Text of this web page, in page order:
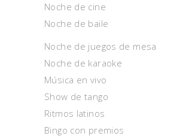
Noche de cine
Noche de baile
Noche de juegos de mesa
Noche de karaoke
Música en vivo
Show de tango
Ritmos latinos
Bingo con premios